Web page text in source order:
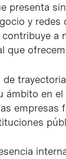
presenta
y redes
a
que
ámbito en
empresas